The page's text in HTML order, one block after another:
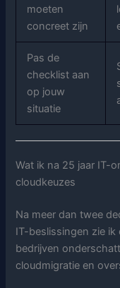
moeten
concreet zijn
Pas de
checklist aan
op jouw
situatie
Wat ik na 25 jaar IT-
cloudkeuzes
Na meer dan twee
IT-beslissingen zie
bedrijven
cloudmigratie en